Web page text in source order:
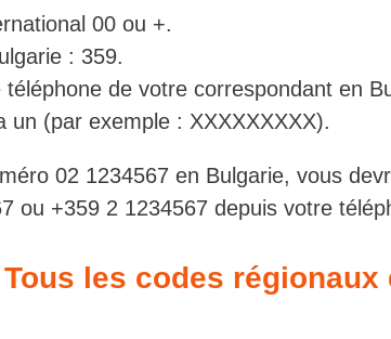
00 ou +.
: 359.
de votre correspondant en
un (par exemple : XXXXXXXXX).
02 1234567 en Bulgarie, vous
ou +359 2 1234567 depuis votre
les codes régionaux